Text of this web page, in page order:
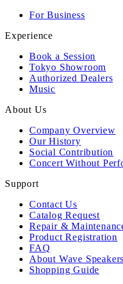
For Business
Experience
Book a Session
Tokyo Showroom
Authorized Dealers
Music
About Us
Company Overview
Our History
Social Contribution
Concert Without
Support
Contact Us
Catalog Request
Repair &
Product Registration
FAQ
About Wave Speakers
Shopping Guide